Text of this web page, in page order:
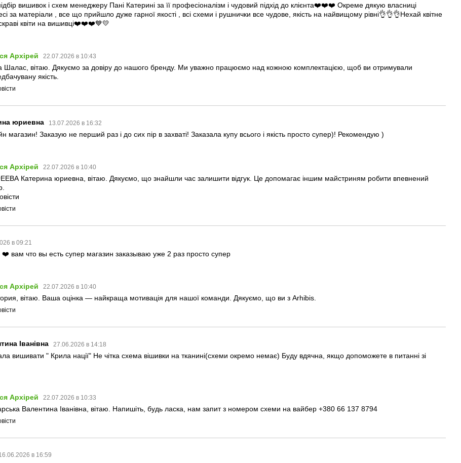
вишивок і схем менеджеру Пані Катерині за її професіоналізм і чудовий підхід до клієнта❤️❤️❤️ Окреме дякую власниці
за матеріали , все що прийшло дуже гарної якості , всі схеми і рушнички все чудове, якість на найвищому рівні👌👌👌Нехай квітне
квіти на вишивці❤️❤️❤️💙💛
Архірей 22.07.2026 в 10:43
Шалас, вітаю. Дякуємо за довіру до нашого бренду. Ми уважно працюємо над кожною комплектацією, щоб ви отримували
якість.
юриевна 13.07.2026 в 16:32
магазин! Заказую не перший раз і до сих пір в захваті! Заказала купу всього і якість просто супер)! Рекомендую )
Архірей 22.07.2026 в 10:40
Катерина юриевна, вітаю. Дякуємо, що знайшли час залишити відгук. Це допомагає іншим майстриням робити впевнений
в 09:21
вам что вы есть супер магазин заказываю уже 2 раз просто супер
Архірей 22.07.2026 в 10:40
вітаю. Ваша оцінка — найкраща мотивація для нашої команди. Дякуємо, що ви з Arhibis.
Іванівна 27.06.2026 в 14:18
вишивати " Крила нації" Не чітка схема вішивки на тканині(схеми окремо немає) Буду вдячна, якщо допоможете в питанні зі
Архірей 22.07.2026 в 10:33
Валентина Іванівна, вітаю. Напишіть, будь ласка, нам запит з номером схеми на вайбер +380 66 137 8794
в 16:59